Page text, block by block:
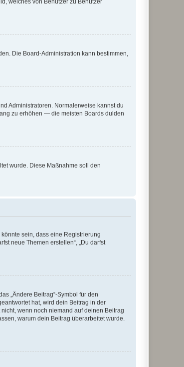
welches von Benutzer zu Benutzer
Die Board-Administration kann bestimmen,
Administratoren. Normalerweise kannst du
zu erhöhen — die meisten Boards dulden
wurde. Diese Maßnahme soll den
könnte sein, dass eine Registrierung
neue Themen erstellen“, „Du darfst
„Ändere Beitrag“-Symbol für den
hat, wird dein Beitrag in der
wenn noch niemand auf deinen Beitrag
warum dein Beitrag überarbeitet wurde.